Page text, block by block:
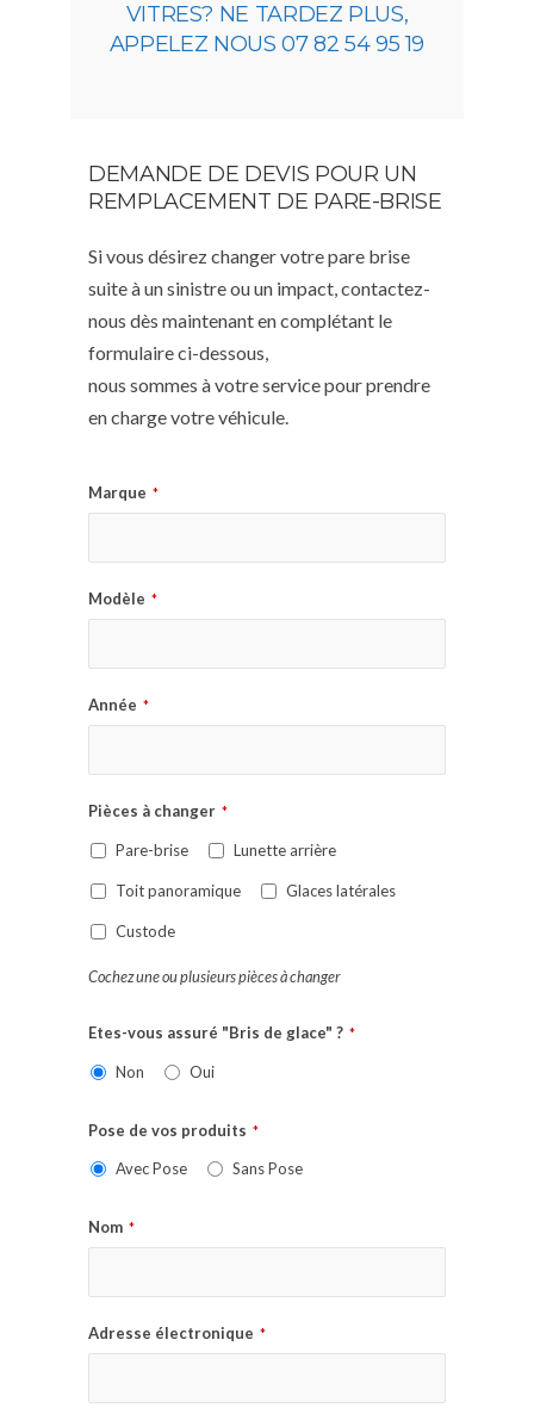
VITRES? NE TARDEZ PLUS,
APPELEZ NOUS 07 82 54 95 19
DEMANDE DE DEVIS POUR UN
REMPLACEMENT DE PARE-BRISE
Si vous désirez changer votre pare brise
suite à un sinistre ou un impact, contactez-
nous dès maintenant en complétant le
formulaire ci-dessous,
nous sommes à votre service pour prendre
en charge votre véhicule.
Marque *
Modèle *
Année *
Pièces à changer *
Pare-brise Lunette arrière
Toit panoramique Glaces latérales
Custode
Cochez une ou plusieurs pièces à changer
Etes-vous assuré "Bris de glace" ? *
Non Oui
Pose de vos produits *
Avec Pose Sans Pose
Nom *
Adresse électronique *